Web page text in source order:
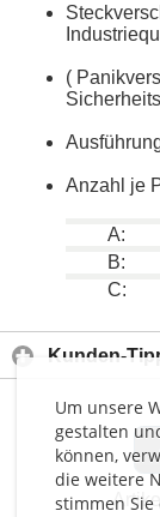
Um unsere
gestalten
können,
die weitere
stimmen Sie
(
Anzahl je
A:
B:
C:
Kunden-